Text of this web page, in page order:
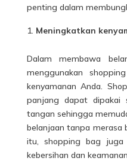
penting dalam
Meningkatkan
Dalam membawa
menggunakan
kenyamanan Anda.
panjang dapat dipakai
tangan sehingga
belanjaan tanpa merasa
itu, shopping bag juga
kebersihan dan